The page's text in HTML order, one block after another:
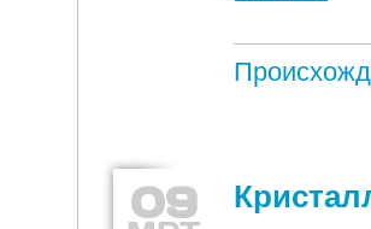
09